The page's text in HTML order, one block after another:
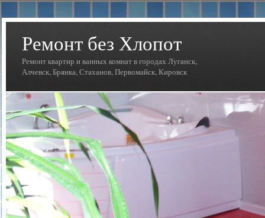
Ремонт без Хлопот
Ремонт квартир и ванных комнат в городах Луганск,
Алчевск, Брянка, Стаханов, Первомайск, Кировск